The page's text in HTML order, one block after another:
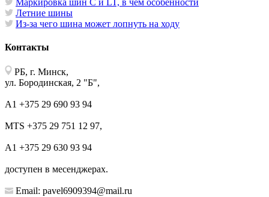
Летние шины
Из-за чего шина может лопнуть на ходу
Контакты
РБ, г. Минск,
ул. Бородинская, 2 "Б",
А1 +375 29 690 93 94
MTS +375 29 751 12 97,
А1 +375 29 630 93 94
доступен в месенджерах.
Email: pavel6909394@mail.ru